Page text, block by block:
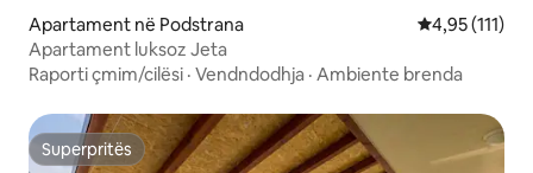
Apartament në Podstrana Vlerësimi
4,95 (111)
Apartament luksoz Jeta
Raporti çmim/cilësi · Vendndodhja · Ambiente brenda
Superpritës
Superpritës